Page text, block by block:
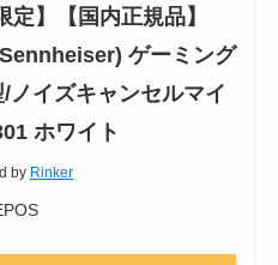
定】【国内正規品】
ゲーミング
ノイズキャンセルマイ
ホワイト
by Rinker